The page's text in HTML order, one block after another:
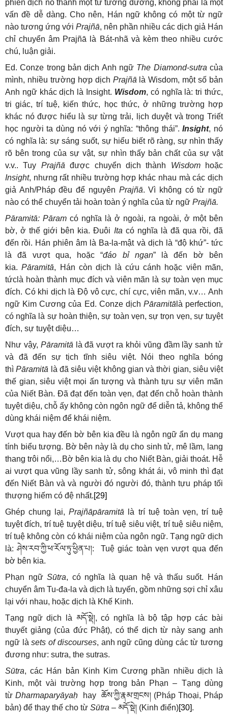
phiên dịch nó thành một từ tương đương, không phải là một
vấn đề dễ dàng. Cho nên, Hán ngữ không có một từ ngữ
nào tương ứng với Prajñā, nên phần nhiều các dịch giả Hán
chỉ chuyển âm Prajñā là Bát-nhã và kèm theo nhiều cước
chú, luận giải.
Ed. Conze trong bản dịch Anh ngữ The Diamond-sutra của
mình, nhiều trường hợp dịch Prajñā là Wisdom, một số bản
Anh ngữ khác dịch là Insight. Wisdom, có nghĩa là: tri thức,
tri giác, trí tuệ, kiến thức, học thức, ở những trường hợp
khác nó được hiểu là sự từng trải, lịch duyệt và trong Triết
học người ta dùng nó với ý nghĩa: “thông thái”.Insight, nó
có nghĩa là: sự sáng suốt, sự hiểu biết rõ ràng, sự nhìn thấy
rõ bên trong của sự vật, sự nhìn thấy bản chất của sự vật
v.v.. Tuy Prajñā được chuyển dịch thành Wisdomhoặc
Insight, nhưng rất nhiều trường hợp khác nhau mà các dịch
giả Anh/Pháp đều để nguyên Prajñā. Vì không có từ ngữ
nào có thể chuyển tải hoàn toàn ý nghĩa của từ ngữ Prajñā.
Pāramitā: Pāram có nghĩa là ở ngoài, ra ngoài, ở một bên
bờ, ở thế giới bên kia. Đuôi Ita có nghĩa là đã qua rồi, đã
đến rồi. Hán phiên âm là Ba-la-mật và dịch là “độ khứ”- tức
là đã vượt qua, hoặc “đáo bỉ ngạn” là đến bờ bên
kia. Pāramitā, Hán còn dịch là cứu cánh hoặc viên mãn,
tứclà hoàn thành mục đích và viên mãn là sự toàn vẹn mục
đích. Có khi dịch là Độ vô cực, chí cực, viên mãn, v.v… Anh
ngữ Kim Cương của Ed. Conze dịch Pāramitā là perfection,
có nghĩa là sự hoàn thiện, sự toàn vẹn, sự trọn vẹn, sự tuyệt
đích, sự tuyệt diệu…
Như vậy, Pāramitā là đã vượt ra khỏi vũng đầm lầy sanh tử
và đã đến sự tịch tĩnh siêu việt. Nói theo nghĩa bóng
thì Pāramitā là đã siêu việt không gian và thời gian, siêu việt
thế gian, siêu việt mọi ấn tượng và thành tựu sự viên mãn
của Niết Bàn. Đã đạt đến toàn vẹn, đạt đến chỗ hoàn thành
tuyệt diệu, chỗ ấy không còn ngôn ngữ để diễn tả, không thể
dùng khái niệm để khái niệm.
Vượt qua hay đến bờ bên kia đều là ngôn ngữ ẩn dụ mang
tính biểu tượng. Bờ bên này là dụ cho sinh tử, mê lầm, lang
thang trôi nổi,…Bờ bên kia là dụ cho Niết Bàn, giải thoát. Hễ
ai vượt qua vũng lầy sanh tử, sông khát ái, vô minh thì đạt
đến Niết Bàn và và người đó người đó, thành tựu pháp tối
thượng hiếm có đệ nhất.[29]
Ghép chung lại, Prajñāpāramitā
là trí tuệ toàn vẹn, trí tuệ
tuyệt đích, trí tuệ tuyệt diệu, trí tuệ siêu việt, trí tuệ siêu niệm,
trí tuệ không còn có khái niệm của ngôn ngữ. Tạng ngữ dịch
là:ཤེས་རབ་ཀྱི་ཕ་རོལ་ཏུ་ཕྱིན་པ།: Tuệ giác toàn vẹn vượt qua đến
bờ bên kia.
Phạn ngữ Sūtra, có nghĩa là quan hệ và thấu suốt. Hán
chuyển âm Tu-đa-la và dịch là tuyến, gồm những sợi chỉ xâu
lại với nhau, hoặc dịch là Khế Kinh.
Tạng ngữ dịch là མདོ་སྡེ།, có nghĩa là bộ tập hợp các bài
thuyết giảng (của đức Phật), có thể dịch từ này sang anh
ngữ làsets of discourses, anh ngữ cũng dùng các từ tương
đương như: sutra, the sutras.
Sūtra, các Hán bản Kinh Kim Cương phần nhiều dịch là
Kinh, một vài trường hợp trong bản Phạn – Tạng dùng
từ Dharmaparyāyaḥ hay ཆོས་ཀྱི་རྣམ་གྲངས། (Pháp Thoại, Pháp
bản) để thay thế cho từ Sūtra – མདོ་སྡེ། (Kinh điển)[30].